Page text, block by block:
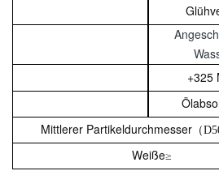
+325
Mittlerer Partikeldurchmesser（
Weiße≥